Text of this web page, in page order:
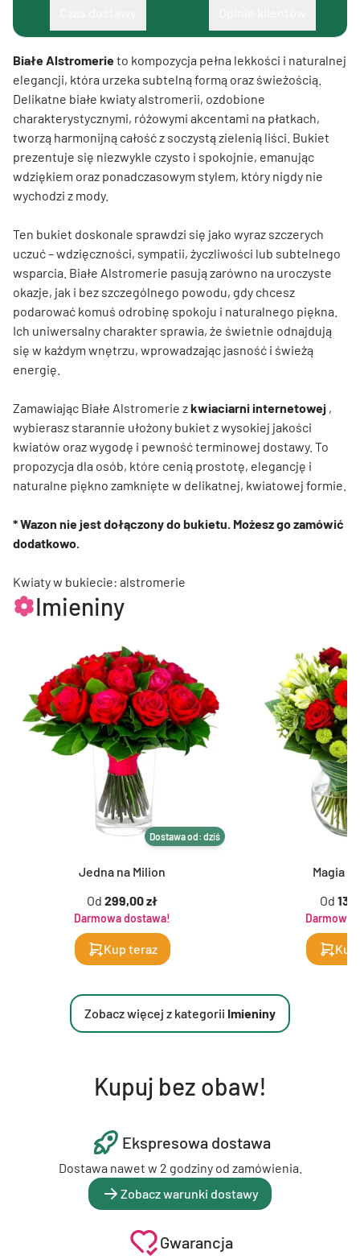
Białe Alstromerieto kompozycja pełna lekkości i naturalnej
elegancji, która urzeka subtelną formą oraz świeżością.
Delikatne białe kwiaty alstromerii, ozdobione
charakterystycznymi, różowymi akcentami na płatkach,
tworzą harmonijną całość z soczystą zielenią liści. Bukiet
prezentuje się niezwykle czysto i spokojnie, emanując
wdziękiem oraz ponadczasowym stylem, który nigdy nie
wychodzi z mody.
Ten bukiet doskonale sprawdzi się jako wyraz szczerych
uczuć – wdzięczności, sympatii, życzliwości lub subtelnego
wsparcia. Białe Alstromerie pasują zarówno na uroczyste
okazje, jak i bez szczególnego powodu, gdy chcesz
podarować komuś odrobinę spokoju i naturalnego piękna.
Ich uniwersalny charakter sprawia, że świetnie odnajdują
się w każdym wnętrzu, wprowadzając jasność i świeżą
energię.
Zamawiając Białe Alstromerie zkwiaciarni internetowej ,
wybierasz starannie ułożony bukiet z wysokiej jakości
kwiatów oraz wygodę i pewność terminowej dostawy. To
propozycja dla osób, które cenią prostotę, elegancję i
naturalne piękno zamknięte w delikatnej, kwiatowej formie.
* Wazon nie jest dołączony do bukietu. Możesz go zamówić
dodatkowo.
Kwiaty w bukiecie: alstromerie
Imieniny
Dostawa od: dziś
Jedna na Milion
Od 299,00 zł
Darmowa dostawa!
Kup teraz
Magia
Od
Darmowa
Zobacz więcej z kategorii Imieniny
Kupuj bez obaw!
Ekspresowa dostawa
Dostawa nawet w 2 godziny od zamówienia.
Zobacz warunki dostawy
Gwarancja